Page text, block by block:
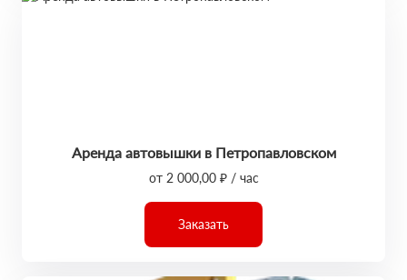
Аренда автовышки в Петропавловском
от 2 000,00 ₽ / час
Заказать